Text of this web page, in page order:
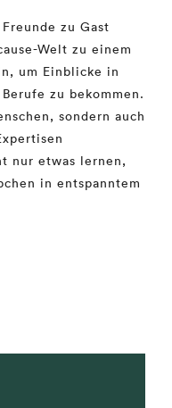
zu Gast
Welt zu einem
um Einblicke in
zu bekommen.
sondern auch
nur etwas lernen,
in entspanntem